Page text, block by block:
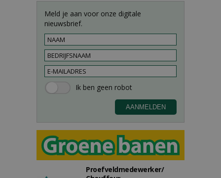
Meld je aan voor onze digitale
nieuwsbrief.
Proefveldmedewerker/